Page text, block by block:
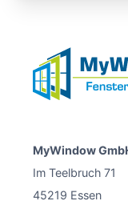
MyWindow
Im Teelbruch 71
45219 Essen